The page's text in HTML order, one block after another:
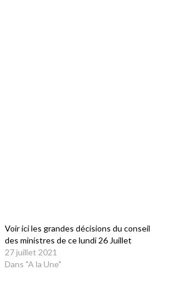
Voir ici les grandes décisions du conseil
des ministres de ce lundi 26 Juillet
27 juillet 2021
Dans "A la Une"